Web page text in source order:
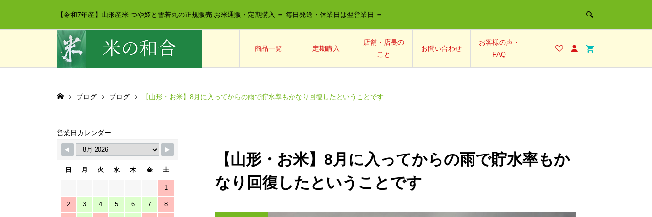
【令和7年産】山形産米 つや姫と雪若丸の正規販売 お米通販・定期購入 ＝ 毎日発送・休業日は翌営業日 ＝
商品一覧 定期購入
店舗・店長の
こと
お問い合わせ
お客様の声・
FAQ
ブログ ブログ 【山形・お米】8月に入ってからの雨で貯水率もかなり回復したということです
【山形・お米】8月に入ってからの雨で貯水率もか
なり回復したということです
営業日カレンダー
日 月 火 水 木 金 土
1
2 3 4 5 6 7 8